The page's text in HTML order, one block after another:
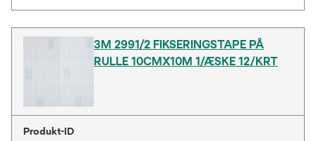
3M 2991/2 FIKSERINGSTAPE PÅ
RULLE 10CMX10M 1/ÆSKE 12/KRT
Produkt-ID